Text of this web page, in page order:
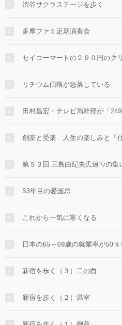
渋谷サクラステージを歩く
多摩ファミ定期演奏会
セイコーマートの２９０円のク
リチウム価格が急落している
田村昌宏・テレビ局幹部が「24
創楽と受楽 人生の楽しみと「仕
第５３回 三島由紀夫氏追悼の集
53年目の憂国忌
これから一気に寒くなる
日本の65～69歳の就業率が50％
新宿を歩く（３）二の酉
新宿を歩く（２）温室